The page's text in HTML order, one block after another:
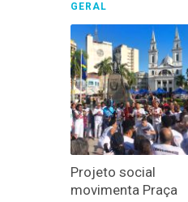
GERAL
Projeto social
movimenta Praça